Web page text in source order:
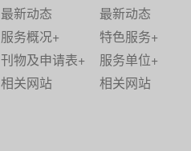
最新动态
服务概况+
刊物及申请表+
相关网站
最新动态
特色服务+
服务单位+
相关网站